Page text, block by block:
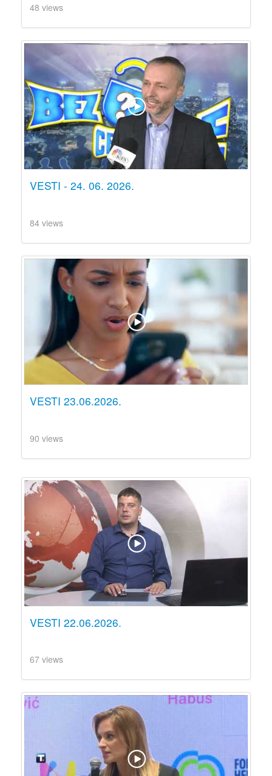
48 views
VESTI - 24. 06. 2026.
84 views
VESTI 23.06.2026.
90 views
VESTI 22.06.2026.
67 views